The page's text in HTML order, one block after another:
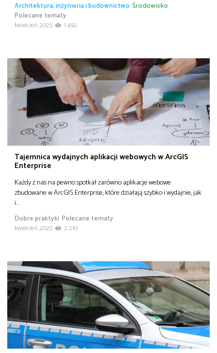
Architektura, inżynieria i budownictwo
Polecane tematy
Środowisko
kwiecień 2025
1 492
Tajemnica wydajnych aplikacji webowych w ArcGIS
Enterprise
Każdy z nas na pewno spotkał zarówno aplikacje webowe
zbudowane w ArcGIS Enterprise, które działają szybko i wydajnie, jak
i…
Dobre praktyki Polecane tematy
kwiecień 2025
2 210